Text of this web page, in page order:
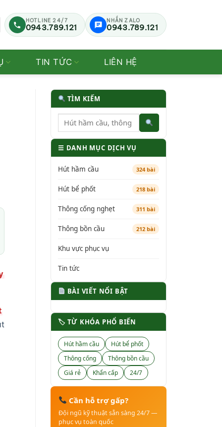
HOTLINE 24/7
0943.789.121
NHẮN ZALO
0943.789.121
TIN TỨC LIÊN HỆ
TÌM KIẾM
☰ DANH MỤC DỊCH VỤ
Hút hầm cầu 324 bài
Hút bể phốt 218 bài
Thông cống nghẹt 311 bài
Thông bồn cầu 212 bài
Khu vực phục vụ
Tin tức
BÀI VIẾT NỔI BẬT
🏷 TỪ KHÓA PHỔ BIẾN
Hút hầm cầu
Hút bể phốt
Thông cống
Thông bồn cầu
Giá rẻ
Khẩn cấp 24/7
Cần hỗ trợ gấp?
Đội ngũ kỹ thuật sẵn sàng 24/7 —
phục vụ toàn quốc